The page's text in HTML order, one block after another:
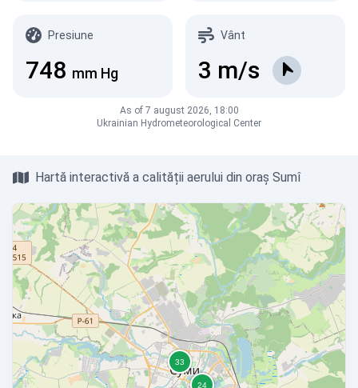
Presiune
748 mm Hg
Vânt
3 m/s
As of 7 august 2026, 18:00
Ukrainian Hydrometeorological Center
Hartă interactivă a calității aerului din oraș Sumî